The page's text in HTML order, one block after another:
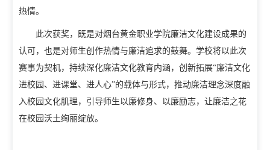
教学动态
校企合作
热情。
此次获奖，既是对烟台黄金职业学院廉洁文化建设成果的
认可，也是对师生创作热情与廉洁追求的鼓舞。学校将以此次
赛事为契机，持续深化廉洁文化教育内涵，创新拓展“廉洁文化
进校园、进课堂、进人心”的载体与形式，推动廉洁理念深度融
入校园文化肌理，引导师生以廉修身、以廉励志，让廉洁之花
在校园沃土绚丽绽放。